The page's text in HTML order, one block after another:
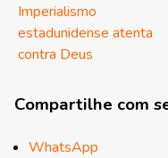
Imperialismo
estadunidense atenta
contra Deus
Compartilhe com
WhatsApp